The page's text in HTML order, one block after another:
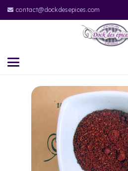
contact@dockdesepices.com